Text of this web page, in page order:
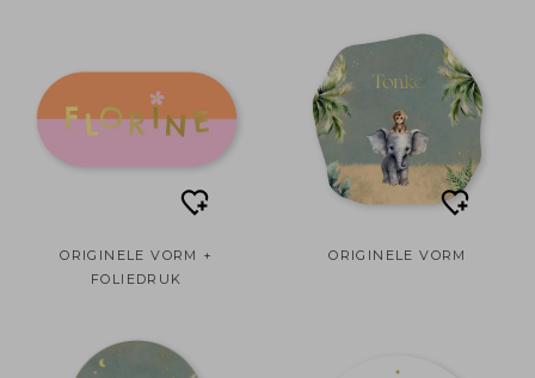
ORIGINELE VORM +
FOLIEDRUK
ORIGINELE VORM